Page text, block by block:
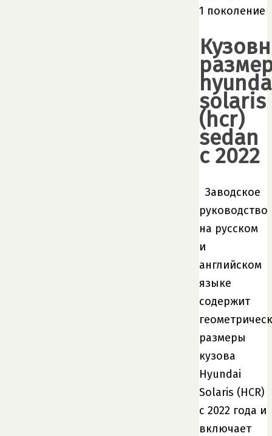
1 поколение
solaris
(hcr)
sedan
с 2022
Заводское
руководство
на русском
и
английском
языке
содержит
размеры
кузова
Hyundai
Solaris (HCR)
с 2022 года и
включает